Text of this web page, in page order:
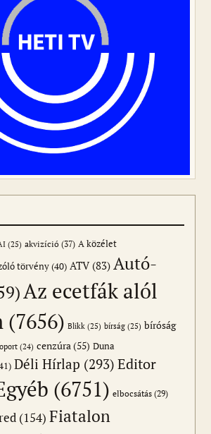
(25) akvizíció (37) A közélet
törvény(40) ATV(83) Autó-
Az ecetfák alól
(7656) Blikk (25) bírság (25) bíróság
(24) cenzúra(55) Duna
Déli Hírlap (293) Editor
(6751) elbocsátás (29)
(154) Fiatalon